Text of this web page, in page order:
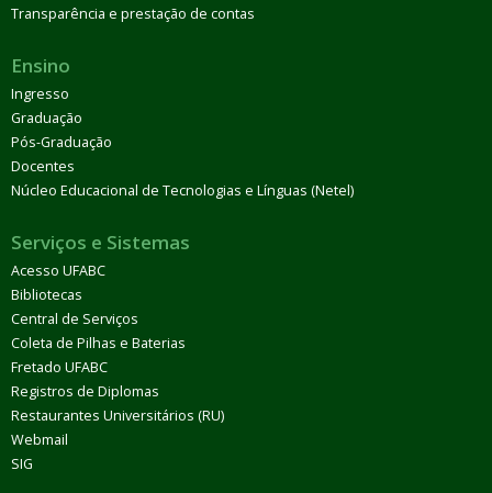
Transparência e prestação de contas
Ensino
Ingresso
Graduação
Pós-Graduação
Docentes
Núcleo Educacional de Tecnologias e Línguas (Netel)
Serviços e Sistemas
Acesso UFABC
Bibliotecas
Central de Serviços
Coleta de Pilhas e Baterias
Fretado UFABC
Registros de Diplomas
Restaurantes Universitários (RU)
Webmail
SIG